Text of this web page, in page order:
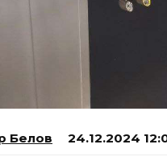
Белов 24.12.2024